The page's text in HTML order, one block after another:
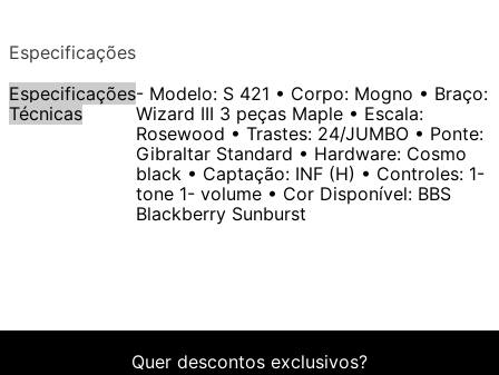
Especificações
Especificações
Técnicas
- Modelo: S 421 • Corpo: Mogno • Braço:
Wizard III 3 peças Maple • Escala:
Rosewood • Trastes: 24/JUMBO • Ponte:
Gibraltar Standard • Hardware: Cosmo
black • Captação: INF (H) • Controles: 1-
tone 1- volume • Cor Disponível: BBS
Blackberry Sunburst
Quer descontos exclusivos?